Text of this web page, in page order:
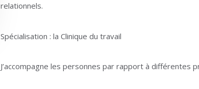
relationnels.
Spécialisation : la Clinique du travail
J’accompagne les personnes par rapport à différentes